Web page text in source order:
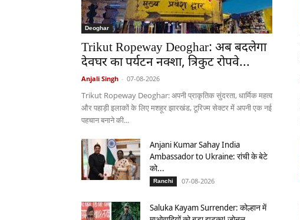
Deoghar
Trikut Ropeway Deoghar: अब बदलेगा
देवघर का पर्यटन नक्शा, त्रिकुट रोपवे...
Anjali Singh - 07-08-2026
Trikut Ropeway Deoghar: अपनी प्राकृतिक सुंदरता, धार्मिक महत्व
और पहाड़ी इलाकों के लिए मशहूर झारखंड, टूरिज्म सेक्टर में अपनी एक नई
पहचान बनाने की...
Anjani Kumar Sahay India
Ambassador to Ukraine: रांची के बेटे
को...
Ranchi 07-08-2026
Saluka Kayam Surrender: कोल्हान में